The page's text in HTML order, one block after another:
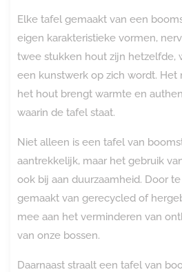
Elke tafel gemaakt van een
eigen karakteristieke vormen,
twee stukken hout zijn hetzelfde,
een kunstwerk op zich wordt. Het
het hout brengt warmte en
waarin de tafel staat.
Niet alleen is een tafel van
aantrekkelijk, maar het gebruik
ook bij aan duurzaamheid. Door
gemaakt van gerecycled of
mee aan het verminderen van
van onze bossen.
Daarnaast straalt een tafel van